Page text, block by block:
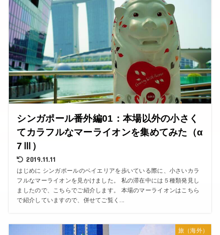
シンガポール番外編01：本場以外の小さく
てカラフルなマーライオンを集めてみた（α
7Ⅲ）
2019.11.11
はじめに シンガポールのベイエリアを歩いている際に、小さいカラ
フルなマーライオンを見かけました。 私の滞在中には５種類発見し
ましたので、こちらでご紹介します。 本場のマーライオンはこちら
で紹介していますので、併せてご覧く...
旅（海外）